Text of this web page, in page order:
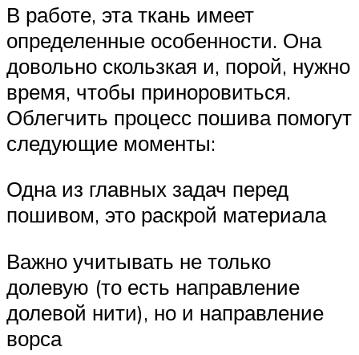
В работе, эта ткань имеет
определенные особенности. Она
довольно скользкая и, порой, нужно
время, чтобы приноровиться.
Облегчить процесс пошива помогут
следующие моменты:
Одна из главных задач перед
пошивом, это раскрой материала
Важно учитывать не только
долевую (то есть направление
долевой нити), но и направление
ворса